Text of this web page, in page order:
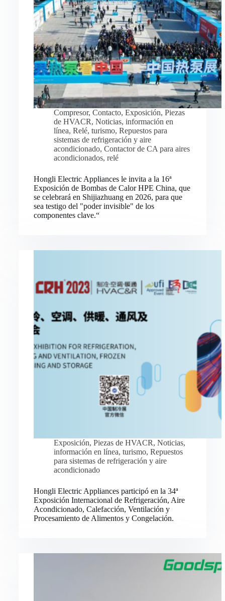
Compresor, Contacto, Exposición, Piezas
de HVACR, Noticias, información en
línea, Relé, turismo, Repuestos para
sistemas de refrigeración y aire
acondicionado, Contactor de CA para aires
acondicionados, relé
Hongli Electric Appliances le invita a la 16ª
Exposición de Bombas de Calor HPE China, que
se celebrará en Shijiazhuang en 2026, para que
sea testigo del "poder invisible" de los
componentes clave.“
Exposición, Piezas de HVACR, Noticias,
información en línea, turismo, Repuestos
para sistemas de refrigeración y aire
acondicionado
Hongli Electric Appliances participó en la 34ª
Exposición Internacional de Refrigeración, Aire
Acondicionado, Calefacción, Ventilación y
Procesamiento de Alimentos y Congelación.